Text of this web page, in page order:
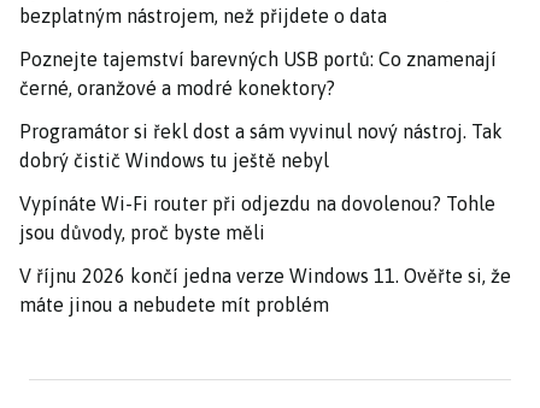
bezplatným nástrojem, než přijdete o data
Poznejte tajemství barevných USB portů: Co znamenají
černé, oranžové a modré konektory?
Programátor si řekl dost a sám vyvinul nový nástroj. Tak
dobrý čistič Windows tu ještě nebyl
Vypínáte Wi-Fi router při odjezdu na dovolenou? Tohle
jsou důvody, proč byste měli
V říjnu 2026 končí jedna verze Windows 11. Ověřte si, že
máte jinou a nebudete mít problém